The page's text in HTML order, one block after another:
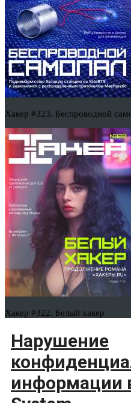
Хакер #323. Беспроводной
Хакер #322. Белый хакер
Нарушение
информации